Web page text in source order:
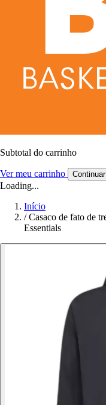
Subtotal do carrinho
Ver meu carrinho
Loading...
Início
/ Casaco de fato de
Essentials